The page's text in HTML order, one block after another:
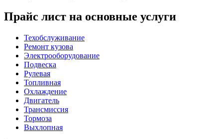
Прайс лист на основные услуги
Техобслуживание
Ремонт кузова
Электрооборудование
Подвеска
Рулевая
Топливная
Охлаждение
Двигатель
Трансмиссия
Тормоза
Выхлопная